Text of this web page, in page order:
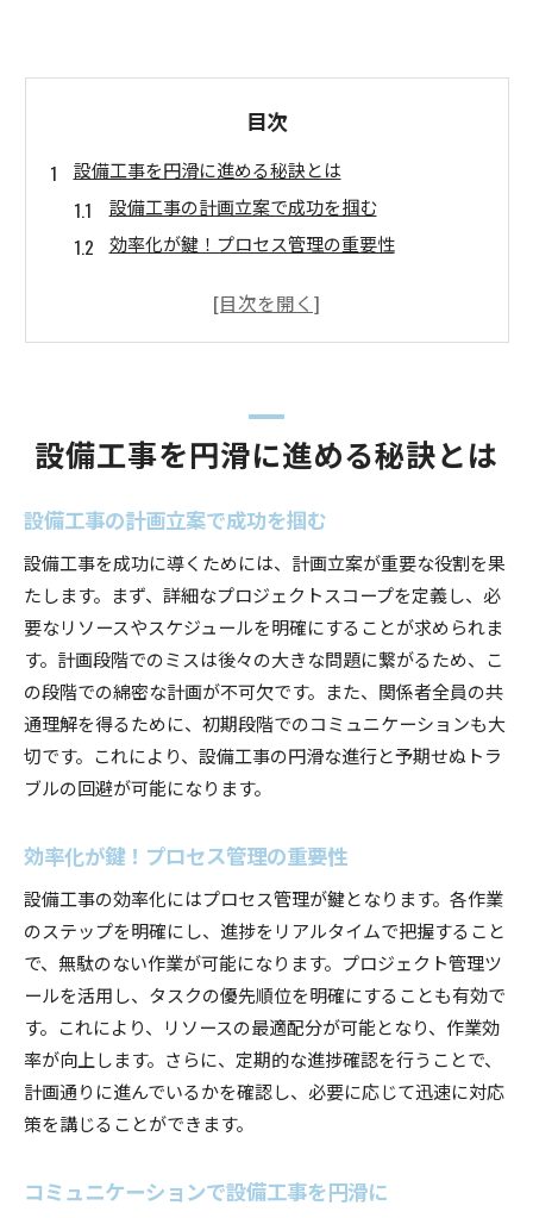
目次
設備工事を円滑に進める秘訣とは
設備工事の計画立案で成功を掴む
効率化が鍵！プロセス管理の重要性
予期せぬ障害を最小限に抑える方法
円滑な設備工事を実現する方法
設備工事の事前準備で円滑化を実現
プロジェクトのスケジュール管理で効率化
設備工事のリスクを最小限にする対策
顧客満足度向上のための品質保証
設備工事後のフォローアップの重要性
設備工事の円滑化で成功を掴む
円滑な設備工事に必要なリーダーシップ
技術革新がもたらす円滑化の効果
設備工事における持続可能性の追求
設備工事の成功を支えるチームビルディング
未来志向で進める設備工事の戦略
設備工事をスムーズにするコツ
設備工事のプロセス改善でスムーズ化
現場の声を反映した設備工事の進め方
設備工事のスムーズな進行を支えるツール
効果的な設備工事のコミュニケーション法
設備工事の安全管理で信頼を築く
設備工事の効率化ポイント解説
設備工事を円滑に進める秘訣とは
設備工事の計画立案で成功を掴む
設備工事を成功に導くためには、計画立案が重要な役割を果
たします。まず、詳細なプロジェクトスコープを定義し、必
要なリソースやスケジュールを明確にすることが求められま
す。計画段階でのミスは後々の大きな問題に繋がるため、こ
の段階での綿密な計画が不可欠です。また、関係者全員の共
通理解を得るために、初期段階でのコミュニケーションも大
切です。これにより、設備工事の円滑な進行と予期せぬトラ
ブルの回避が可能になります。
効率化が鍵！プロセス管理の重要性
設備工事の効率化にはプロセス管理が鍵となります。各作業
のステップを明確にし、進捗をリアルタイムで把握すること
で、無駄のない作業が可能になります。プロジェクト管理ツ
ールを活用し、タスクの優先順位を明確にすることも有効で
す。これにより、リソースの最適配分が可能となり、作業効
率が向上します。さらに、定期的な進捗確認を行うことで、
計画通りに進んでいるかを確認し、必要に応じて迅速に対応
策を講じることができます。
コミュニケーションで設備工事を円滑に